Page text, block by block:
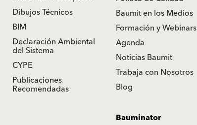
Dibujos Técnicos
BIM
Declaración Ambiental
del Sistema
CYPE
Publicaciones
Recomendadas
Baumit en los Medios
Formación y Webinars
Agenda
Noticias Baumit
Trabaja con Nosotros
Blog
Bauminator